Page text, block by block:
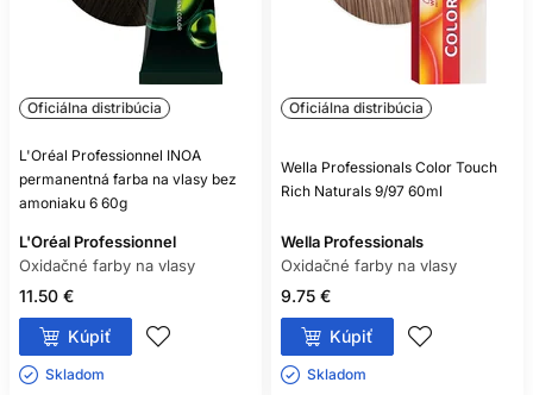
Oficiálna distribúcia
L'Oréal Professionnel INOA
permanentná farba na vlasy bez
amoniaku 6 60g
L'Oréal Professionnel
Oxidačné farby na vlasy
11.50 €
Kúpiť
Skladom ㅤ
Oficiálna distribúcia
Wella Professionals Color Touch
Rich Naturals 9/97 60ml
Wella Professionals
Oxidačné farby na vlasy
9.75 €
Kúpiť
Skladom ㅤ